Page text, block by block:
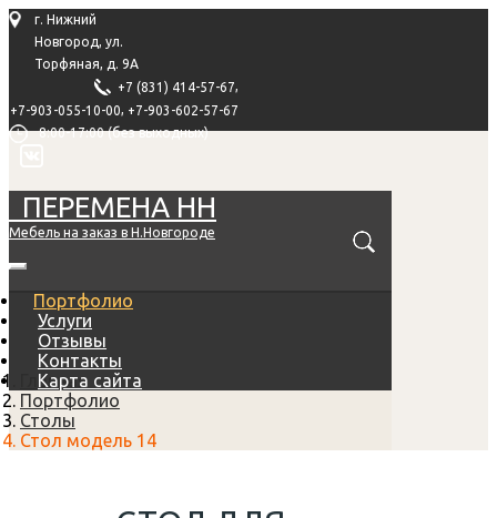
г. Нижний
Новгород, ул.
Торфяная, д. 9А
+7 (831) 414-57-67,
+7-903-055-10-00, +7-903-602-57-67
8:00-17:00 (без выходных)
ПЕРЕМЕНА НН
Мебель на заказ в Н.Новгороде
Портфолио
Услуги
Отзывы
Контакты
Карта сайта
Главная
Портфолио
Столы
Стол модель 14